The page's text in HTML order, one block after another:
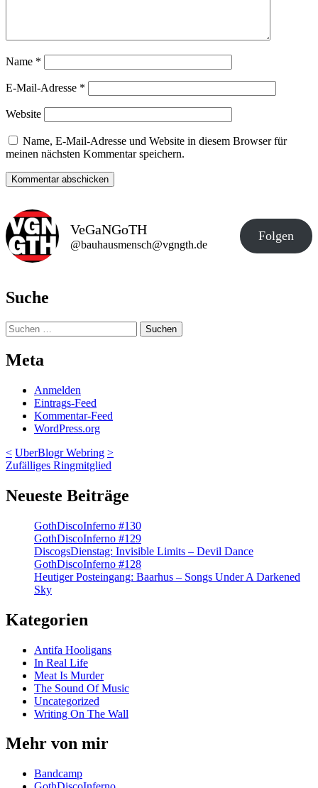
Name *
E-Mail-Adresse *
Website
Name, E-Mail-Adresse und Website in diesem Browser für
meinen nächsten Kommentar speichern.
VeGaNGoTH
@bauhausmensch@vgngth.de
Folgen
Suche
Suchen
nach:
Meta
Anmelden
Eintrags-Feed
Kommentar-Feed
WordPress.org
< UberBlogr Webring >
Zufälliges Ringmitglied
Neueste Beiträge
GothDiscoInferno #130
GothDiscoInferno #129
DiscogsDienstag: Invisible Limits – Devil Dance
GothDiscoInferno #128
Heutiger Posteingang: Baarhus – Songs Under A Darkened
Sky
Kategorien
Antifa Hooligans
In Real Life
Meat Is Murder
The Sound Of Music
Uncategorized
Writing On The Wall
Mehr von mir
Bandcamp